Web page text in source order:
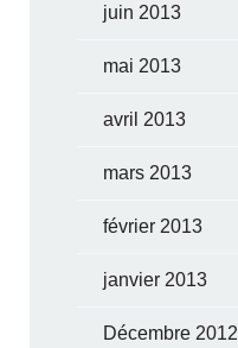
juin 2013
mai 2013
avril 2013
mars 2013
février 2013
janvier 2013
Décembre 2012